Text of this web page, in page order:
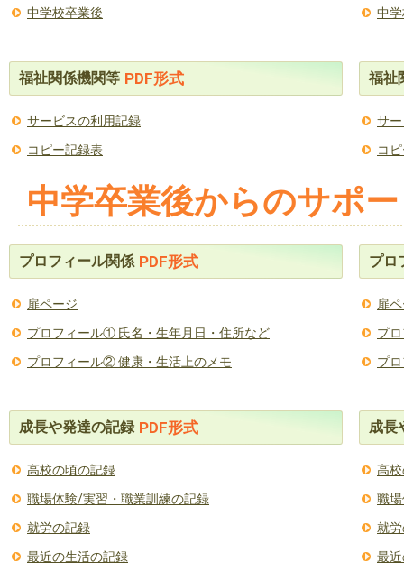
中学校卒業後
中
福祉関係機関等 PDF形式
サービスの利用記録
コピー記録表
福祉
サ
コ
中学卒業後からのサポ
プロフィール関係 PDF形式
扉ページ
プロフィール① 氏名・生年月日・住所など
プロフィール② 健康・生活上のメモ
プロ
扉
プ
プ
成長や発達の記録 PDF形式
高校の頃の記録
職場体験/実習・職業訓練の記録
就労の記録
最近の生活の記録
成長
高
職
就
最